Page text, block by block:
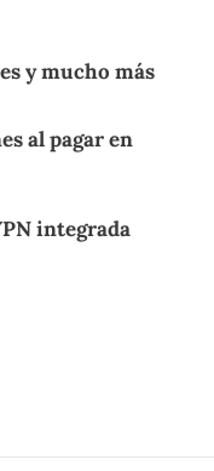
y mucho más
al pagar en
integrada